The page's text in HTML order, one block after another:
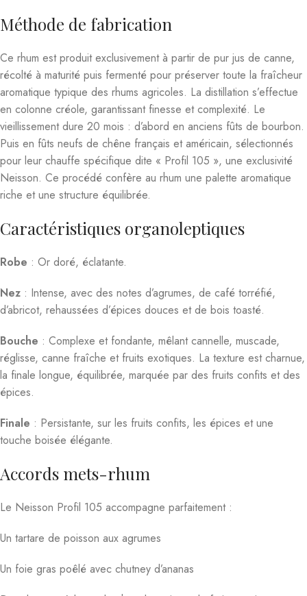
Méthode de fabrication
Ce rhum est produit exclusivement à partir de pur jus de canne,
récolté à maturité puis fermenté pour préserver toute la fraîcheur
aromatique typique des rhums agricoles. La distillation s’effectue
en colonne créole, garantissant finesse et complexité. Le
vieillissement dure 20 mois : d’abord en anciens fûts de bourbon.
Puis en fûts neufs de chêne français et américain, sélectionnés
pour leur chauffe spécifique dite « Profil 105 », une exclusivité
Neisson. Ce procédé confère au rhum une palette aromatique
riche et une structure équilibrée.
Caractéristiques organoleptiques
Robe : Or doré, éclatante.
Nez : Intense, avec des notes d’agrumes, de café torréfié,
d’abricot, rehaussées d’épices douces et de bois toasté.
Bouche : Complexe et fondante, mêlant cannelle, muscade,
réglisse, canne fraîche et fruits exotiques. La texture est charnue,
la finale longue, équilibrée, marquée par des fruits confits et des
épices.
Finale : Persistante, sur les fruits confits, les épices et une
touche boisée élégante.
Accords mets-rhum
Le Neisson Profil 105 accompagne parfaitement :
Un tartare de poisson aux agrumes
Un foie gras poêlé avec chutney d’ananas